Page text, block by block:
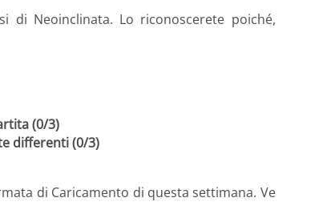
di Neoinclinata. Lo riconoscerete poiché,
(0/3)
differenti (0/3)
di Caricamento di questa settimana. Ve